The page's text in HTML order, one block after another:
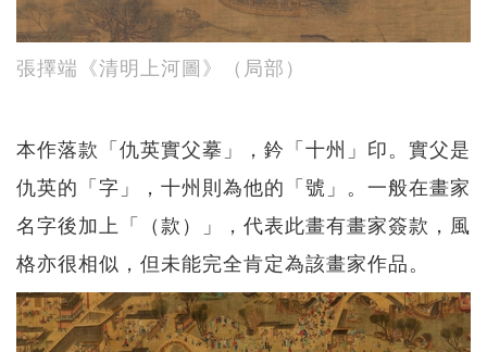
張擇端《清明上河圖》（局部）
本作落款「仇英實父摹」，鈐「十州」印。實父是
仇英的「字」，十州則為他的「號」。一般在畫家
名字後加上「（款）」，代表此畫有畫家簽款，風
格亦很相似，但未能完全肯定為該畫家作品。